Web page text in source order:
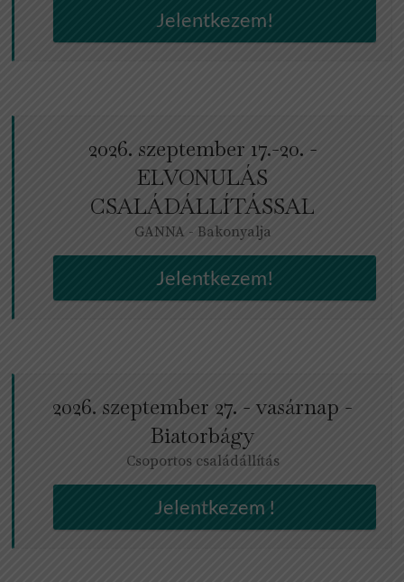
Jelentkezem!
2026. szeptember 17.-20. -
ELVONULÁS
CSALÁDÁLLÍTÁSSAL
GANNA - Bakonyalja
Jelentkezem!
2026. szeptember 27. - vasárnap -
Biatorbágy
Csoportos családállítás
Jelentkezem !